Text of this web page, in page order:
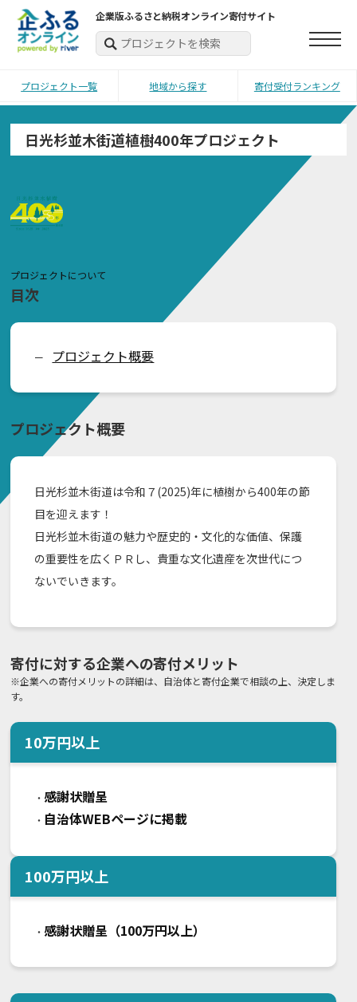
企業版ふるさと納税オンライン寄付サイト
プロジェクト一覧 地域から探す 寄付受付ランキング
日光杉並木街道植樹400年プロジェクト
プロジェクトについて
目次
ー プロジェクト概要
プロジェクト概要
日光杉並木街道は令和７(2025)年に植樹から400年の節
目を迎えます！
日光杉並木街道の魅力や歴史的・文化的な価値、保護
の重要性を広くＰＲし、貴重な文化遺産を次世代につ
ないでいきます。
寄付に対する企業への寄付メリット
※企業への寄付メリットの詳細は、自治体と寄付企業で相談の上、決定しま
す。
10万円以上
・感謝状贈呈
・ 自治体WEBページに掲載
100万円以上
・感謝状贈呈（100万円以上）